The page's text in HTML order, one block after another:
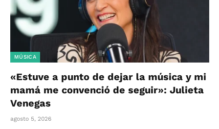
MÚSICA
«Estuve a punto de dejar la música y mi
mamá me convenció de seguir»: Julieta
Venegas
agosto 5, 2026